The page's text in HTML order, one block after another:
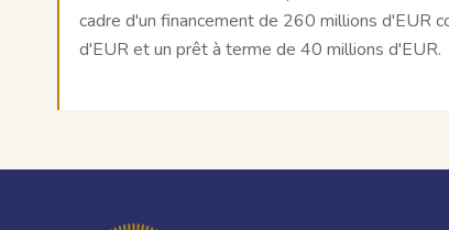
cadre d'un financement de 260 millions d'EUR
d'EUR et un prêt à terme de 40 millions d'EUR.